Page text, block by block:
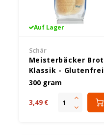
Auf Lager
Schär
Meisterbäcker Brot
Klassik - Glutenfrei
300 gram
3,49 €